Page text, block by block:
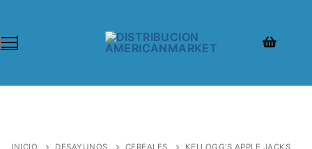
INICIO DESAYUNOS CEREALES
KELLOGG’S APPLE JACKS